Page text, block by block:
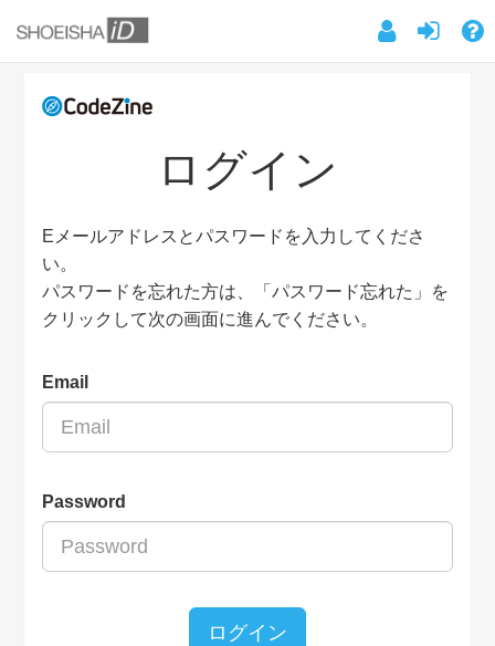
ログイン
Eメールアドレスとパスワードを入力してくださ
い。
パスワードを忘れた方は、「パスワード忘れた」を
クリックして次の画面に進んでください。
Email
Password
ログイン